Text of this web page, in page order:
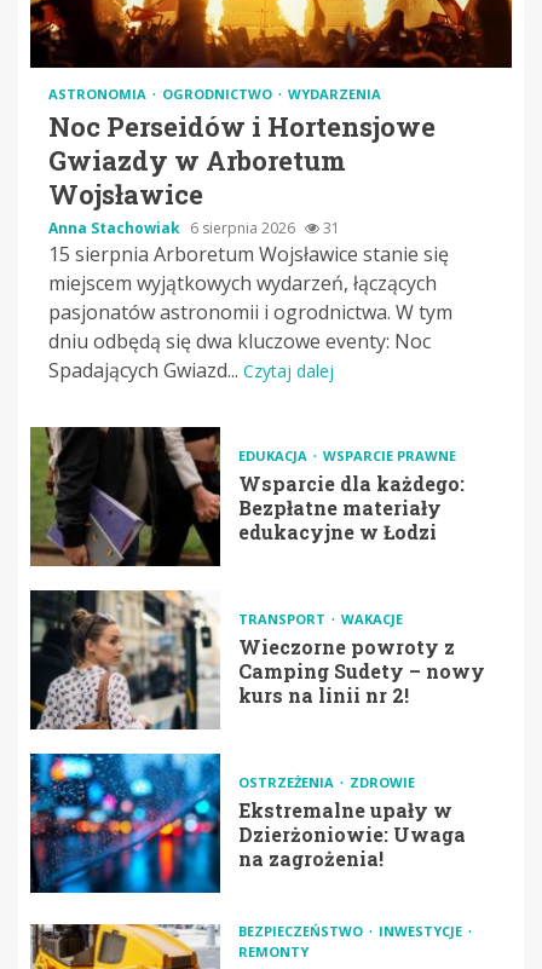
ASTRONOMIA OGRODNICTWO WYDARZENIA
Noc Perseidów i Hortensjowe
Gwiazdy w Arboretum
Wojsławice
Anna Stachowiak 6 sierpnia 2026 31
15 sierpnia Arboretum Wojsławice stanie się
miejscem wyjątkowych wydarzeń, łączących
pasjonatów astronomii i ogrodnictwa. W tym
dniu odbędą się dwa kluczowe eventy: Noc
Spadających Gwiazd... Czytaj dalej
EDUKACJA WSPARCIE PRAWNE
Wsparcie dla każdego:
Bezpłatne materiały
edukacyjne w Łodzi
TRANSPORT WAKACJE
Wieczorne powroty z
Camping Sudety – nowy
kurs na linii nr 2!
OSTRZEŻENIA ZDROWIE
Ekstremalne upały w
Dzierżoniowie: Uwaga
na zagrożenia!
BEZPIECZEŃSTWO
INWESTYCJE
REMONTY